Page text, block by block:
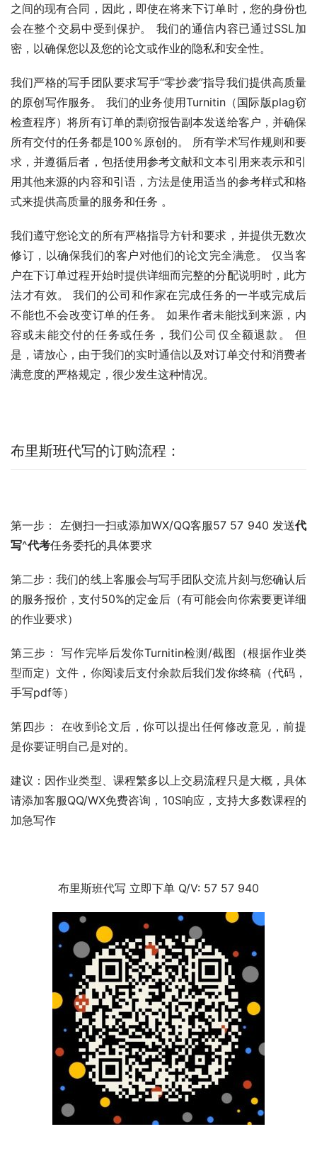
之间的现有合同，因此，即使在将来下订单时，您的身份也
会在整个交易中受到保护。 我们的通信内容已通过SSL加
密，以确保您以及您的论文或作业的隐私和安全性。
我们严格的写手团队要求写手“零抄袭”指导我们提供高质量
的原创写作服务。 我们的业务使用Turnitin（国际版plag窃
检查程序）将所有订单的剽窃报告副本发送给客户，并确保
所有交付的任务都是100％原创的。 所有学术写作规则和要
求，并遵循后者，包括使用参考文献和文本引用来表示和引
用其他来源的内容和引语，方法是使用适当的参考样式和格
式来提供高质量的服务和任务 。
我们遵守您论文的所有严格指导方针和要求，并提供无数次
修订，以确保我们的客户对他们的论文完全满意。 仅当客
户在下订单过程开始时提供详细而完整的分配说明时，此方
法才有效。 我们的公司和作家在完成任务的一半或完成后
不能也不会改变订单的任务。 如果作者未能找到来源，内
容或未能交付的任务或任务，我们公司仅全额退款。 但
是，请放心，由于我们的实时通信以及对订单交付和消费者
满意度的严格规定，很少发生这种情况。
布里斯班代写的订购流程：
第一步： 左侧扫一扫或添加WX/QQ客服57 57 940 发送代
写^代考任务委托的具体要求
第二步：我们的线上客服会与写手团队交流片刻与您确认后
的服务报价，支付50%的定金后（有可能会向你索要更详细
的作业要求）
第三步： 写作完毕后发你Turnitin检测/截图（根据作业类
型而定）文件，你阅读后支付余款后我们发你终稿（代码，
手写pdf等）
第四步： 在收到论文后，你可以提出任何修改意见，前提
是你要证明自己是对的。
建议：因作业类型、课程繁多以上交易流程只是大概，具体
请添加客服QQ/WX免费咨询，10S响应，支持大多数课程的
加急写作
布里斯班代写 立即下单 Q/V: 57 57 940